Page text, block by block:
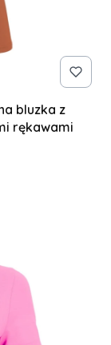
bluzka z
rękawami